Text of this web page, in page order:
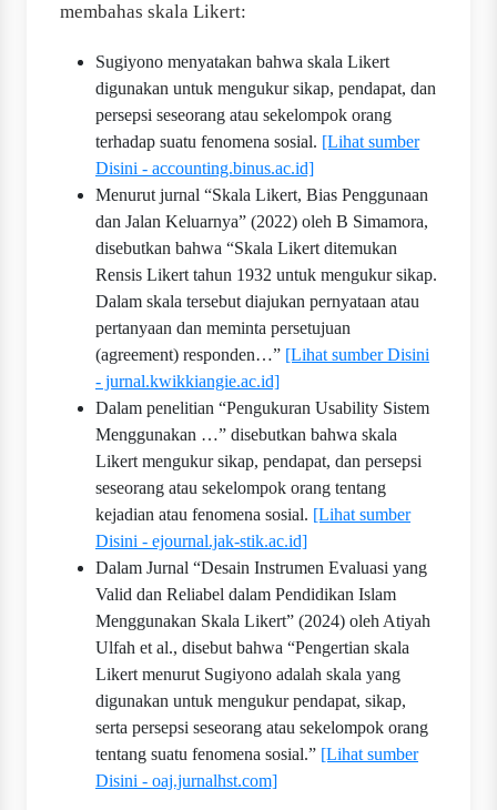
membahas skala Likert:
Sugiyono menyatakan bahwa skala Likert
digunakan untuk mengukur sikap, pendapat, dan
persepsi seseorang atau sekelompok orang
terhadap suatu fenomena sosial. [Lihat sumber
Disini - accounting.binus.ac.id]
Menurut jurnal “Skala Likert, Bias Penggunaan
dan Jalan Keluarnya” (2022) oleh B Simamora,
disebutkan bahwa “Skala Likert ditemukan
Rensis Likert tahun 1932 untuk mengukur sikap.
Dalam skala tersebut diajukan pernyataan atau
pertanyaan dan meminta persetujuan
(agreement) responden…” [Lihat sumber Disini
- jurnal.kwikkiangie.ac.id]
Dalam penelitian “Pengukuran Usability Sistem
Menggunakan …” disebutkan bahwa skala
Likert mengukur sikap, pendapat, dan persepsi
seseorang atau sekelompok orang tentang
kejadian atau fenomena sosial. [Lihat sumber
Disini - ejournal.jak-stik.ac.id]
Dalam Jurnal “Desain Instrumen Evaluasi yang
Valid dan Reliabel dalam Pendidikan Islam
Menggunakan Skala Likert” (2024) oleh Atiyah
Ulfah et al., disebut bahwa “Pengertian skala
Likert menurut Sugiyono adalah skala yang
digunakan untuk mengukur pendapat, sikap,
serta persepsi seseorang atau sekelompok orang
tentang suatu fenomena sosial.” [Lihat sumber
Disini - oaj.jurnalhst.com]